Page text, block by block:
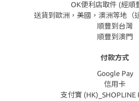
OK便利店取件 (經順
送貨到歐洲，美國，澳洲等地（
順豐到台灣
順豐到澳門
付款方式
Google Pay
信用卡
支付寶 (HK)_SHOPLINE